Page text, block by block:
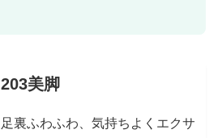
203美脚
足裏ふわふわ、気持ちよくエクサ